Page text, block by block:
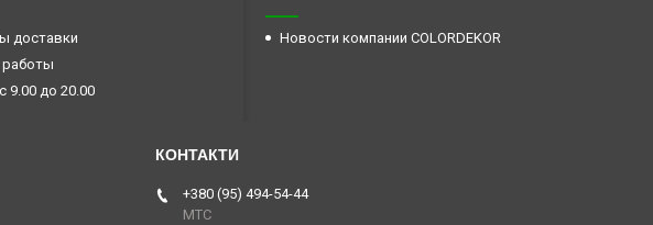
доставки
9.00 до 20.00
Новости компании COLORDEKOR
+380 (95) 494-54-44
МТС